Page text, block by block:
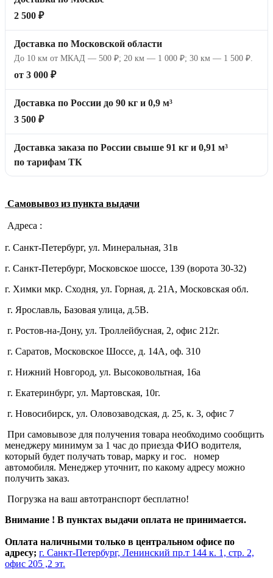
2 500 ₽
Доставка по Московской области
До 10 км от МКАД — 500 ₽; 20 км — 1 000 ₽; 30 км — 1 500 ₽.
от 3 000 ₽
Доставка по России до 90 кг и 0,9 м³
3 500 ₽
Доставка заказа по России свыше 91 кг и 0,91 м³
по тарифам ТК
Самовывоз из пункта выдачи
Адреса :
г. Санкт-Петербург, ул. Минеральная, 31в
г. Санкт-Петербург, Московское шоссе, 139 (ворота 30-32)
г. Химки мкр. Сходня, ул. Горная, д. 21А, Московская обл.
г. Ярославль, Базовая улица, д.5В.
г. Ростов-на-Дону, ул. Троллейбусная, 2, офис 212г.
г. Саратов, Московское Шоссе, д. 14А, оф. 310
г. Нижний Новгород, ул. Высоковольтная, 16а
г. Екатеринбург, ул. Мартовская, 10г.
г. Новосибирск, ул. Оловозаводская, д. 25, к. 3, офис 7
При самовывозе для получения товара необходимо сообщить
менеджеру минимум за 1 час до приезда ФИО водителя,
который будет получать товар, марку и гос. номер
автомобиля. Менеджер уточнит, по какому адресу можно
получить заказ.
Погрузка на ваш автотранспорт бесплатно!
Внимание ! В пунктах выдачи оплата не принимается.
Оплата наличными только в центральном офисе по
адресу; г. Санкт-Петербург, Ленинский пр.т 144 к. 1, стр. 2,
офис 205 ,2 эт.